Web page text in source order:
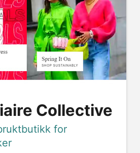
Collective
for